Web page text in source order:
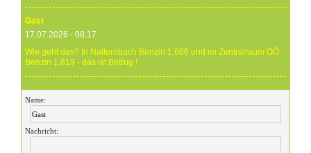
Gast
17.07.2026 - 08:17
Wie geht das? In Natternbach Benzin 1,666 und im Zentralraum OÖ
Benzin 1,819 - das ist Betrug !
Gast
17.07.2026 - 07:05
Eure Preise eher Märchenstunde :-) Vorort nix zu sehen !
Name:
Nachricht: